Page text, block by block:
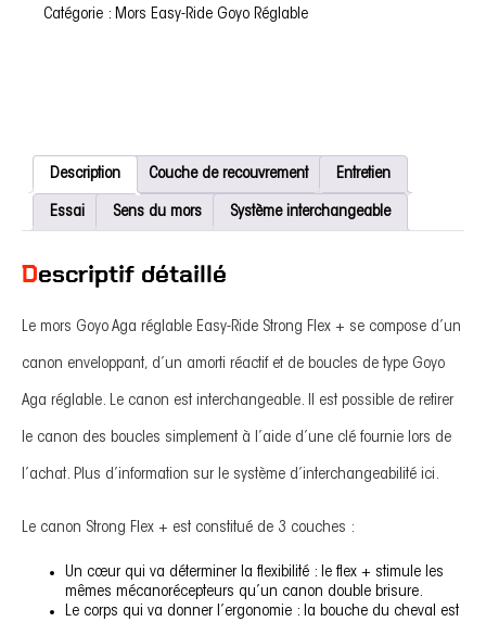
Easy-
Catégorie : Mors Easy-Ride Goyo Réglable
Description Couche de recouvrement Entretien
Essai Sens du mors Système interchangeable
Descriptif détaillé
Le mors Goyo Aga réglable Easy-Ride Strong Flex + se compose d’un
canon enveloppant, d’un amorti réactif et de boucles de type Goyo
Aga réglable. Le canon est interchangeable. Il est possible de retirer
le canon des boucles simplement à l’aide d’une clé fournie lors de
l’achat. Plus d’information sur le système d’interchangeabilité ici.
Le canon Strong Flex + est constitué de 3 couches :
Un cœur qui va déterminer la flexibilité : le flex + stimule les
mêmes mécanorécepteurs qu’un canon double brisure.
Le corps qui va donner l’ergonomie : la bouche du cheval est